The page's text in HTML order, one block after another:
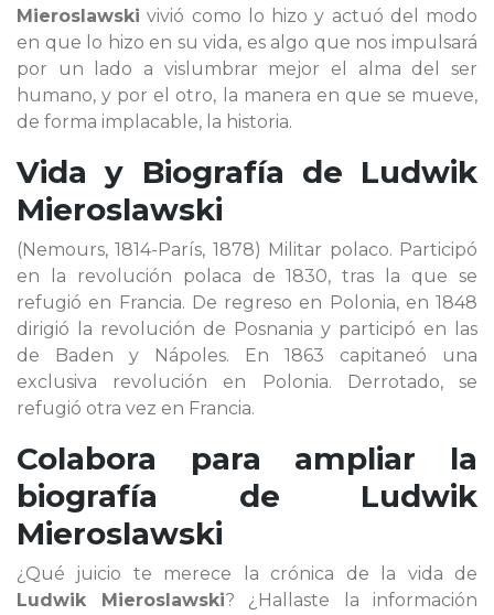
Mieroslawski vivió como lo hizo y actuó del modo
en que lo hizo en su vida, es algo que nos impulsará
por un lado a vislumbrar mejor el alma del ser
humano, y por el otro, la manera en que se mueve,
de forma implacable, la historia.
Vida y Biografía de Ludwik
Mieroslawski
(Nemours, 1814-París, 1878) Militar polaco. Participó
en la revolución polaca de 1830, tras la que se
refugió en Francia. De regreso en Polonia, en 1848
dirigió la revolución de Posnania y participó en las
de Baden y Nápoles. En 1863 capitaneó una
exclusiva revolución en Polonia. Derrotado, se
refugió otra vez en Francia.
Colabora para ampliar la
biografía de Ludwik
Mieroslawski
¿Qué juicio te merece la crónica de la vida de
Ludwik Mieroslawski? ¿Hallaste la información